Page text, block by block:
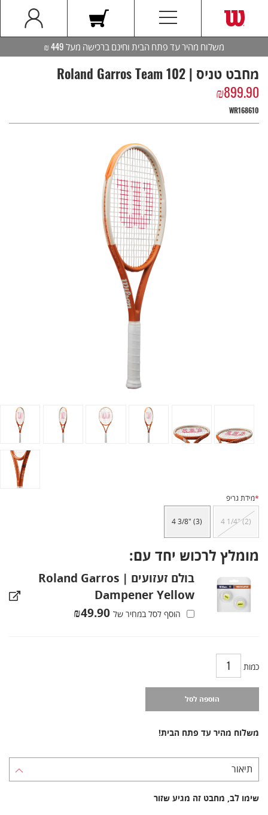
משלוח מהיר עד פתח הבית וחינם ברכישה מעל 449 ₪
מחבט טניס | Roland Garros Team 102
₪899.90
WR168610
*מידת גריפ
4 1/4" (2)
4 3/8" (3)
מומלץ לרכוש יחד עם:
בולם זעזועים | Roland Garros
Dampener Yellow
הוסף לסל במחיר של ₪49.90
כמות
הוספה לסל
משלוח מהיר עד פתח הבית!
תיאור
שימו לב, מחבט זה מגיע שזור